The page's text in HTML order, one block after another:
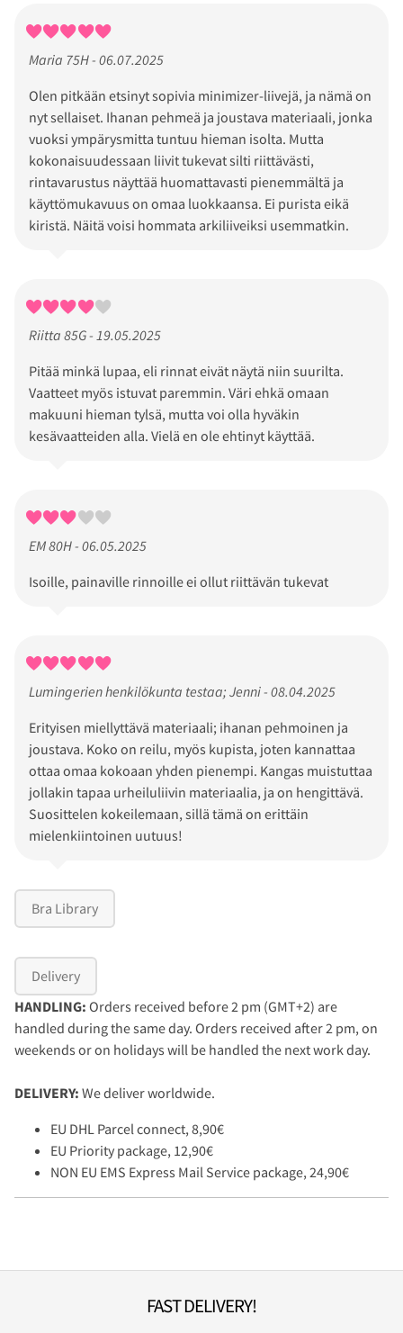
Maria 75H - 06.07.2025
Olen pitkään etsinyt sopivia minimizer-liivejä, ja nämä on
nyt sellaiset. Ihanan pehmeä ja joustava materiaali, jonka
vuoksi ympärysmitta tuntuu hieman isolta. Mutta
kokonaisuudessaan liivit tukevat silti riittävästi,
rintavarustus näyttää huomattavasti pienemmältä ja
käyttömukavuus on omaa luokkaansa. Ei purista eikä
kiristä. Näitä voisi hommata arkiliiveiksi usemmatkin.
Riitta 85G - 19.05.2025
Pitää minkä lupaa, eli rinnat eivät näytä niin suurilta.
Vaatteet myös istuvat paremmin. Väri ehkä omaan
makuuni hieman tylsä, mutta voi olla hyväkin
kesävaatteiden alla. Vielä en ole ehtinyt käyttää.
EM 80H - 06.05.2025
Isoille, painaville rinnoille ei ollut riittävän tukevat
Lumingerien henkilökunta testaa; Jenni - 08.04.2025
Erityisen miellyttävä materiaali; ihanan pehmoinen ja
joustava. Koko on reilu, myös kupista, joten kannattaa
ottaa omaa kokoaan yhden pienempi. Kangas muistuttaa
jollakin tapaa urheiluliivin materiaalia, ja on hengittävä.
Suosittelen kokeilemaan, sillä tämä on erittäin
mielenkiintoinen uutuus!
Bra Library
Delivery
HANDLING: Orders received before 2 pm (GMT+2) are
handled during the same day. Orders received after 2 pm, on
weekends or on holidays will be handled the next work day.
DELIVERY: We deliver worldwide.
EU DHL Parcel connect, 8,90€
EU Priority package, 12,90€
NON EU EMS Express Mail Service package, 24,90€
FAST DELIVERY!